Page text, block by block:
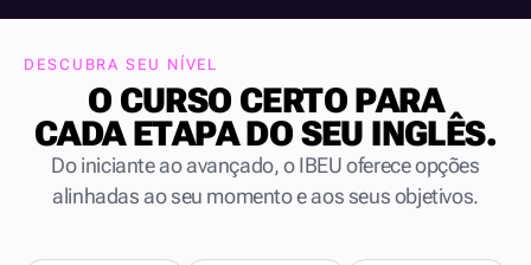
DESCUBRA SEU NÍVEL
O CURSO CERTO PARA
CADA ETAPA DO SEU INGLÊS.
Do iniciante ao avançado, o IBEU oferece opções
alinhadas ao seu momento e aos seus objetivos.